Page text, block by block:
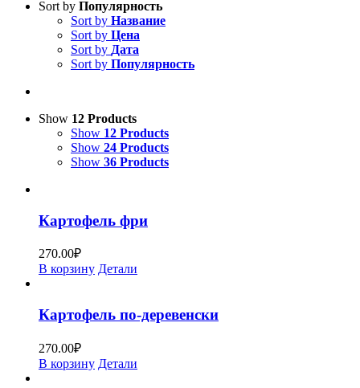
Sort by Популярность
Sort by Название
Sort by Цена
Sort by Дата
Sort by Популярность
Show 12 Products
Show 12 Products
Show 24 Products
Show 36 Products
Картофель фри
270.00₽
В корзину Детали
Картофель по-деревенски
270.00₽
В корзину Детали